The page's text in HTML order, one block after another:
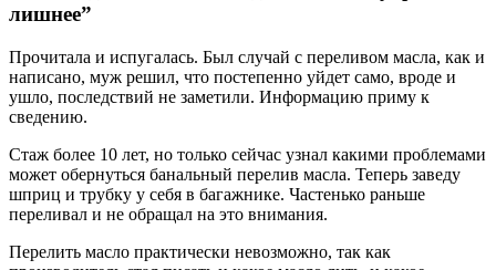
лишнее”
Прочитала и испугалась. Был случай с переливом масла, как и
написано, муж решил, что постепенно уйдет само, вроде и
ушло, последствий не заметили. Информацию приму к
сведению.
Стаж более 10 лет, но только сейчас узнал какими проблемами
может обернуться банальный перелив масла. Теперь заведу
шприц и трубку у себя в багажнике. Частенько раньше
переливал и не обращал на это внимания.
Перелить масло практически невозможно, так как